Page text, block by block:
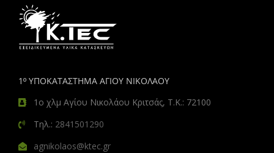
1º ΥΠΟΚΑΤΑΣΤΗΜΑ ΑΓΙΟΥ ΝΙΚΟΛΑΟΥ
1ο χλμ Αγίου Νικολάου Κριτσάς, Τ.Κ.: 72100
Τηλ.: 2841501290
agnikolaos@ktec.gr